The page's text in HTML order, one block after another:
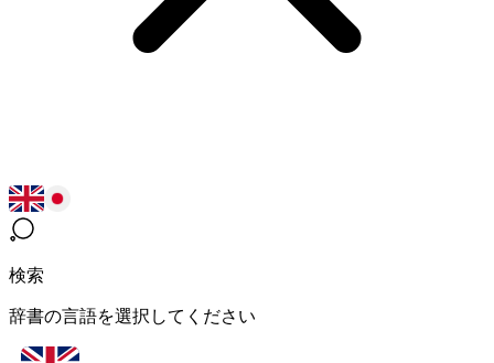
検索
辞書の言語を選択してください